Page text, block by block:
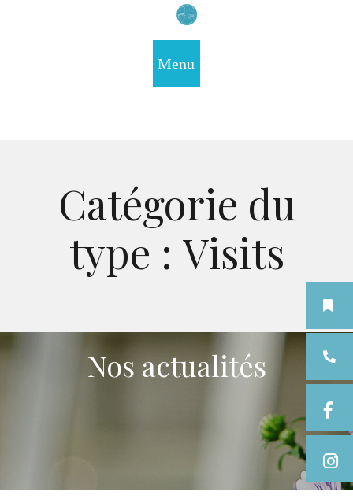
Catégorie du
type : Visits
Nos actualités